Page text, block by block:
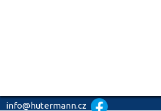
info@hutermann.cz